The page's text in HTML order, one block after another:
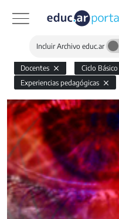
Incluir Archivo educ.ar
Docentes Ciclo Básico
Experiencias pedagógicas